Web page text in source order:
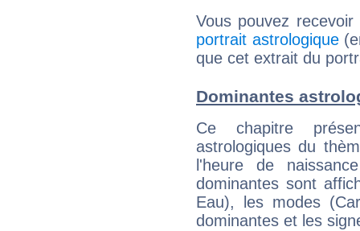
Vous pouvez
portrait astrologique
que cet extrait du
Dominantes
Ce chapitre
astrologiques du
l'heure de
dominantes sont
Eau), les modes
dominantes et les